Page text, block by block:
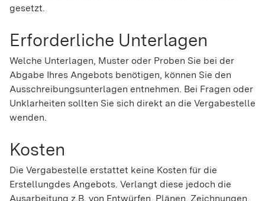
gesetzt.
Erforderliche Unterlagen
Welche Unterlagen, Muster oder Proben Sie bei der
Abgabe Ihres Angebots benötigen, können Sie den
Ausschreibungsunterlagen entnehmen. Bei Fragen oder
Unklarheiten sollten Sie sich direkt an die Vergabestelle
wenden.
Kosten
Die Vergabestelle erstattet keine Kosten für die
Erstellungdes Angebots. Verlangt diese jedoch die
Ausarbeitung z.B. von Entwürfen, Plänen, Zeichnungen,